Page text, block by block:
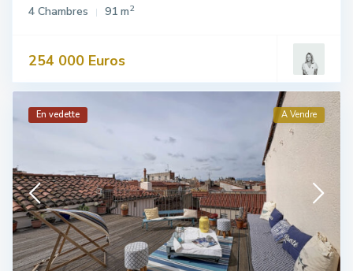
4 Chambres 91 m2
254 000 Euros
En vedette A Vendre